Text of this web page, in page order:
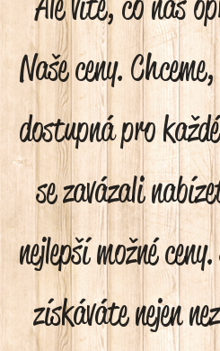
Naše ceny.
dostupná pro
se zavázali
nejlepší možné
získáváte nejen